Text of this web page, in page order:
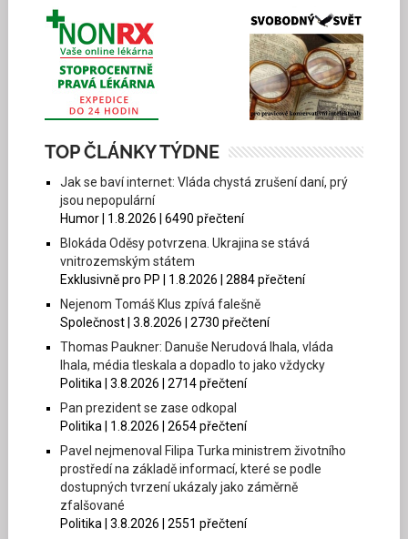
TOP ČLÁNKY TÝDNE
Jak se baví internet: Vláda chystá zrušení daní, prý
jsou nepopulární
Humor | 1.8.2026 | 6490 přečtení
Blokáda Oděsy potvrzena. Ukrajina se stává
vnitrozemským státem
Exklusivně pro PP | 1.8.2026 | 2884 přečtení
Nejenom Tomáš Klus zpívá falešně
Společnost | 3.8.2026 | 2730 přečtení
Thomas Paukner: Danuše Nerudová lhala, vláda
lhala, média tleskala a dopadlo to jako vždycky
Politika | 3.8.2026 | 2714 přečtení
Pan prezident se zase odkopal
Politika | 1.8.2026 | 2654 přečtení
Pavel nejmenoval Filipa Turka ministrem životního
prostředí na základě informací, které se podle
dostupných tvrzení ukázaly jako záměrně
zfalšované
Politika | 3.8.2026 | 2551 přečtení